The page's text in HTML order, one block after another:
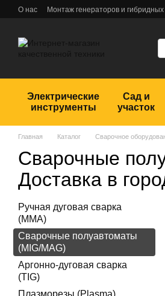
Перейти к основному контенту
О нас Монтаж генераторов и
Электрические
инструменты
Сад и
участок
Главная Каталог Сварочное
Сварочные
Доставка в
Ручная дуговая сварка
(MMA)
Сварочные полуавтоматы
(MIG/MAG)
Аргонно-дуговая сварка
(TIG)
Плазморезы (Plasma)